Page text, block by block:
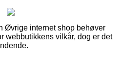
Øvrige internet shop behøver
webbutikkens vilkår, dog er det